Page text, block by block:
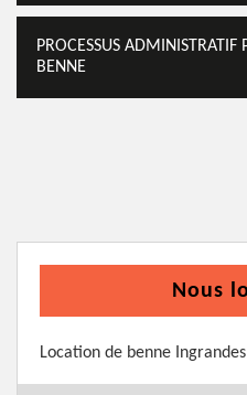
PROCESSUS
BENNE
Nous
Location de benne